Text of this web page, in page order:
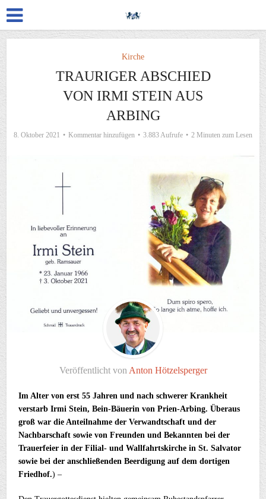
Kirche
TRAURIGER ABSCHIED
VON IRMI STEIN AUS
ARBING
8. Oktober 2021 Kommentar hinzufügen 3.883 Aufrufe 2 Minuten zum Lesen
Veröffentlicht vonAnton Hötzelsperger
Im Alter von erst 55 Jahren und nach schwerer Krankheit
verstarb Irmi Stein, Bein-Bäuerin von Prien-Arbing. Überaus
groß war die Anteilnahme der Verwandtschaft und der
Nachbarschaft sowie von Freunden und Bekannten bei der
Trauerfeier in der Filial- und Wallfahrtskirche in St. Salvator
sowie bei der anschließenden Beerdigung auf dem dortigen
Friedhof.) –